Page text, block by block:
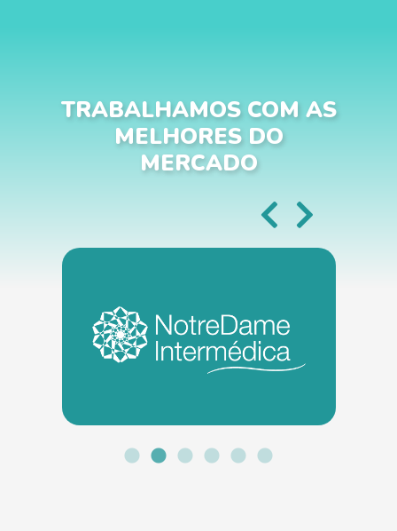
TRABALHAMOS COM AS
MELHORES DO
MERCADO